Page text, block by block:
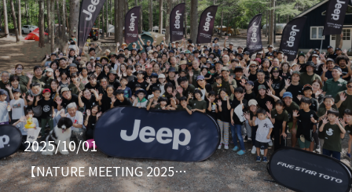
2025/10/01
【NATURE MEETING 2025…